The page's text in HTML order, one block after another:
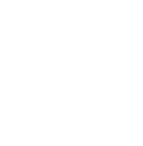
customizados